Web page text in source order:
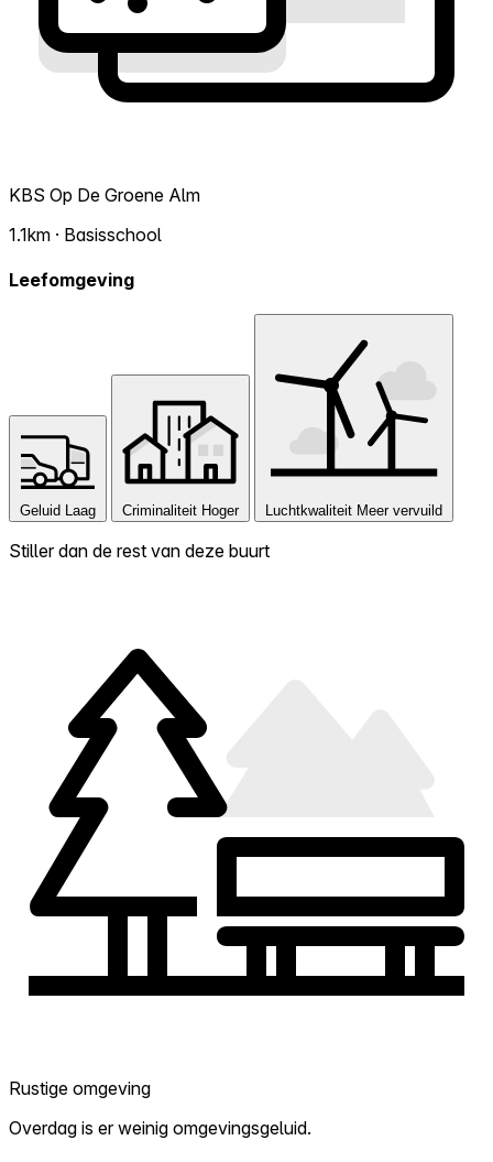
KBS Op De Groene Alm
1.1km · Basisschool
Leefomgeving
Geluid Laag Criminaliteit Hoger Luchtkwaliteit Meer vervuild
Stiller dan de rest van deze buurt
Rustige omgeving
Overdag is er weinig omgevingsgeluid.